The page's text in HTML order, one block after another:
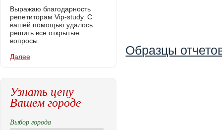
Образцы
Выражаю благодарность
репетиторам Vip-study. С
вашей помощью удалось
решить все открытые
вопросы.
Далее
Узнать цену
Вашем городе
Выбор города